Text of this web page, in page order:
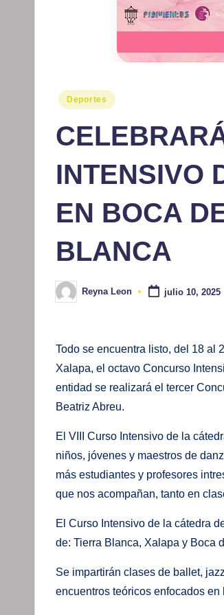
Publicado
Deportes
INTENSIVO
EN BOCA
BLANCA
Publicado
por
Reyna Leon julio 10, 2025
Todo se encuentra listo, del 18 al
Xalapa, el octavo Concurso
entidad se realizará el tercer
Beatriz Abreu.
El VIII Curso Intensivo de la
niños, jóvenes y maestros de
más estudiantes y profesores
que nos acompañan, tanto en
El Curso Intensivo de la cátedra
de: Tierra Blanca, Xalapa y Boca
Se impartirán clases de ballet,
encuentros teóricos enfocados